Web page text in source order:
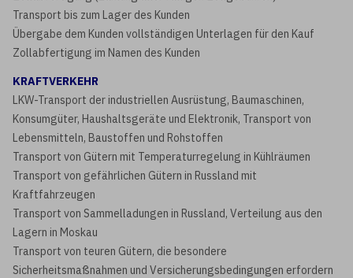
Transport bis zum Lager des Kunden
Übergabe dem Kunden vollständigen Unterlagen für den Kauf
Zollabfertigung im Namen des Kunden
KRAFTVERKEHR
LKW-Transport der industriellen Ausrüstung, Baumaschinen,
Konsumgüter, Haushaltsgeräte und Elektronik, Transport von
Lebensmitteln, Baustoffen und Rohstoffen
Transport von Gütern mit Temperaturregelung in Kühlräumen
Transport von gefährlichen Gütern in Russland mit
Kraftfahrzeugen
Transport von Sammelladungen in Russland, Verteilung aus den
Lagern in Moskau
Transport von teuren Gütern, die besondere
Sicherheitsmaßnahmen und Versicherungsbedingungen erfordern